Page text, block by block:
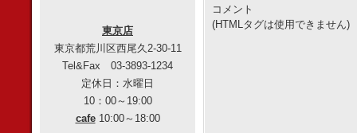
コメント
(HTMLタグは使用できません)
東京店
東京都荒川区西尾久2-30-11
Tel&Fax 03-3893-1234
定休日：水曜日
10：00～19:00
cafe10:00～18:00